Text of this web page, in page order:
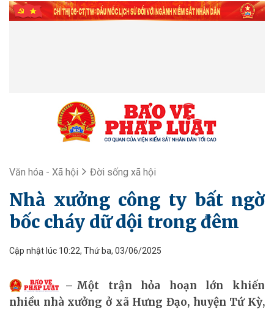
Văn hóa - Xã hội Đời sống xã hội
Nhà xưởng công ty bất ngờ
bốc cháy dữ dội trong đêm
Cập nhật lúc 10:22, Thứ ba, 03/06/2025
Một trận hỏa hoạn lớn khiến
nhiều nhà xưởng ở xã Hưng Đạo, huyện Tứ Kỳ,